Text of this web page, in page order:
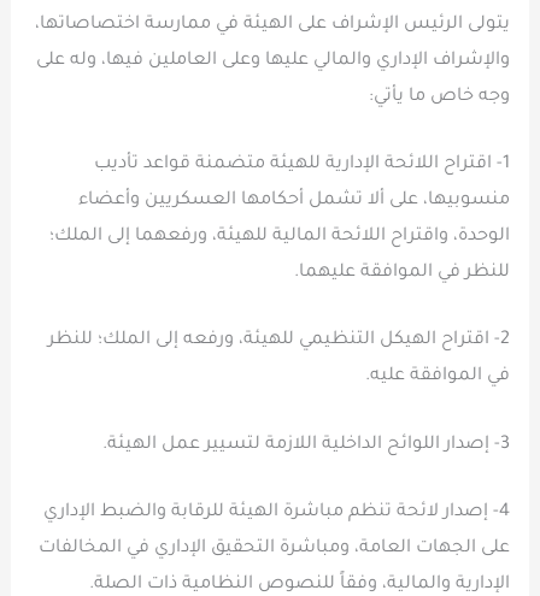
يتولى الرئيس الإشراف على الهيئة في ممارسة اختصاصاتها،
والإشراف الإداري والمالي عليها وعلى العاملين فيها، وله على
وجه خاص ما يأتي:
1- اقتراح اللائحة الإدارية للهيئة متضمنة قواعد تأديب
منسوبيها، على ألا تشمل أحكامها العسكريين وأعضاء
الوحدة، واقتراح اللائحة المالية للهيئة، ورفعهما إلى الملك؛
للنظر في الموافقة عليهما.
2- اقتراح الهيكل التنظيمي للهيئة، ورفعه إلى الملك؛ للنظر
في الموافقة عليه.
3- إصدار اللوائح الداخلية اللازمة لتسيير عمل الهيئة.
4- إصدار لائحة تنظم مباشرة الهيئة للرقابة والضبط الإداري
على الجهات العامة، ومباشرة التحقيق الإداري في المخالفات
الإدارية والمالية، وفقاً للنصوص النظامية ذات الصلة.